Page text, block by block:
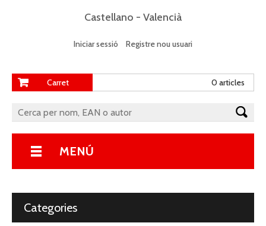
Castellano - Valencià
Iniciar sessió Registre nou usuari
Carret 0 articles
MENÚ
Categories